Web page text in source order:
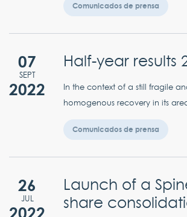
Comunicados de prensa
07
SEPT
2022
Half-year results
In the context of a still fragile
homogenous recovery in its
Comunicados de prensa
26
JUL
2022
Launch of a
share